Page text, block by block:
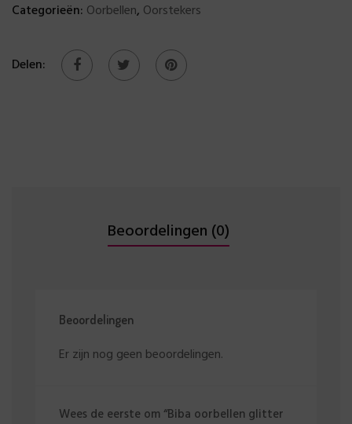
Categorieën: Oorbellen, Oorstekers
Delen:
Beoordelingen (0)
Beoordelingen
Er zijn nog geen beoordelingen.
Wees de eerste om “Biba oorbellen glitter